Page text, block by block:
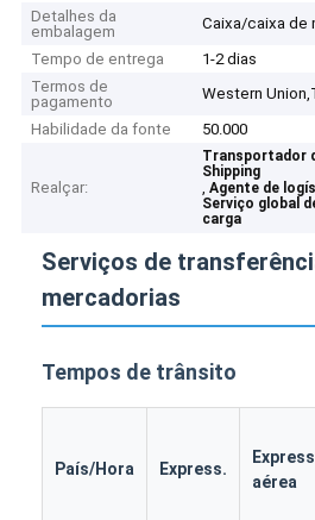
Detalhes da
embalagem
Caixa/caixa de
Tempo de entrega
1-2 dias
Termos de
pagamento
Western
Habilidade da fonte
50.000
Realçar:
Transportador
Shipping
,Agente de
Serviço global
carga
Serviços de
mercadorias
Tempos de trânsito
País/Hora Express.
aérea